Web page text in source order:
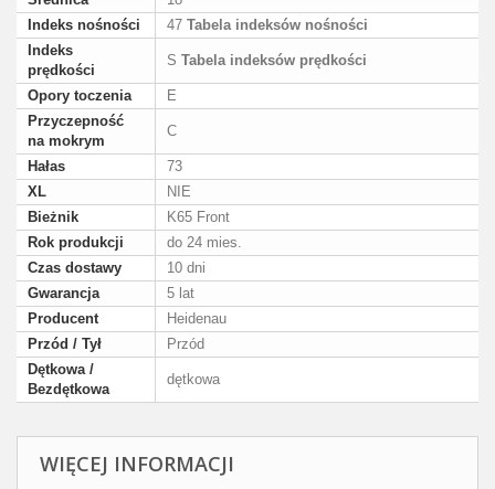
Indeks nośności
47 Tabela indeksów nośności
Indeks
prędkości
S Tabela indeksów prędkości
Opory toczenia
E
Przyczepność
na mokrym
C
Hałas
73
XL
NIE
Bieżnik
K65 Front
Rok produkcji
do 24 mies.
Czas dostawy
10 dni
Gwarancja
5 lat
Producent
Heidenau
Przód / Tył
Przód
Dętkowa /
Bezdętkowa
dętkowa
WIĘCEJ INFORMACJI